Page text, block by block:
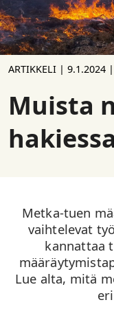
ARTIKKELI | 9.1.2024
Muista
Metka-tuen
vaihtelevat
kannattaa
Lue alta, mitä